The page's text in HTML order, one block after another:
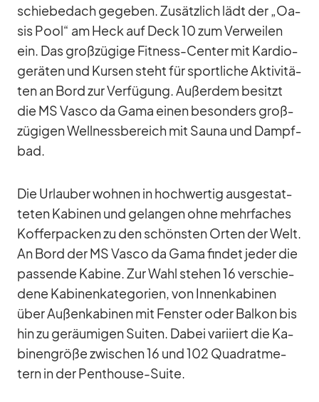
schie­be­dach ge­ge­ben. Zu­sätz­lich lädt der „Oa­
sis Pool“ am Heck auf Deck 10 zum Ver­wei­len
ein. Das groß­zü­gige Fit­ness-Cen­ter mit Kar­dio­
ge­rä­ten und Kur­sen steht für sport­li­che Ak­ti­vi­tä­
ten an Bord zur Ver­fü­gung. Au­ßer­dem be­sitzt
die MS Vasco da Gama ei­nen be­son­ders groß­
zü­gi­gen Well­ness­be­reich mit Sauna und Dampf­
bad.
Die Ur­lau­ber woh­nen in hoch­wer­tig aus­ge­stat­
te­ten Ka­bi­nen und ge­lan­gen ohne mehr­fa­ches
Kof­fer­pa­cken zu den schöns­ten Or­ten der Welt.
An Bord der MS Vasco da Gama fin­det je­der die
pas­sende Ka­bine. Zur Wahl ste­hen 16 ver­schie­
dene Ka­bi­nen­ka­te­go­rien, von In­nen­ka­bi­nen
über Au­ßen­ka­bi­nen mit Fens­ter oder Bal­kon bis
hin zu ge­räu­mi­gen Sui­ten. Da­bei va­ri­iert die Ka­
bi­nen­größe zwi­schen 16 und 102 Qua­drat­me­
tern in der Pent­house-Suite.